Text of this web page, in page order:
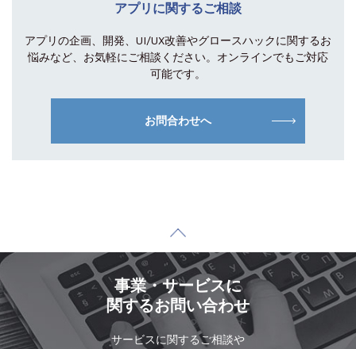
アプリに関するご相談
アプリの企画、開発、UI/UX改善やグロースハックに関するお
悩みなど、お気軽にご相談 ください。オンラインでもご対応
可能です。
お問合わせへ
事業・サービスに
関するお問い合わせ
サービスに関するご相談や